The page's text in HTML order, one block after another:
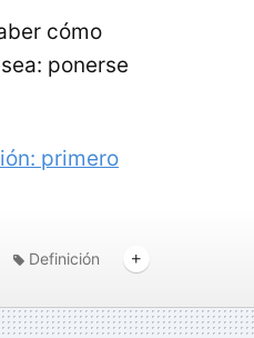
cómo
ponerse
primero
Definición